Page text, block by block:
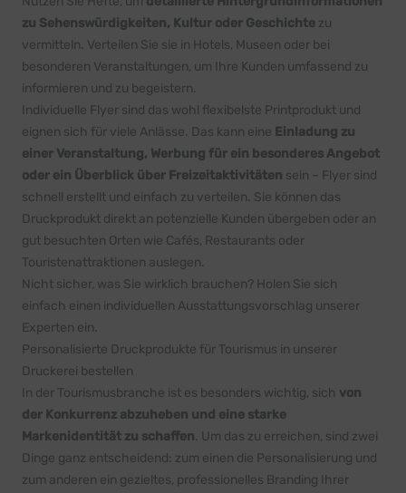
zu Sehenswürdigkeiten, Kultur oder Geschichte zu
vermitteln. Verteilen Sie sie in Hotels, Museen oder bei
besonderen Veranstaltungen, um Ihre Kunden umfassend zu
informieren und zu begeistern.
Individuelle Flyer sind das wohl flexibelste Printprodukt und
eignen sich für viele Anlässe. Das kann eine Einladung zu
einer Veranstaltung, Werbung für ein besonderes Angebot
oder ein Überblick über Freizeitaktivitäten sein – Flyer sind
schnell erstellt und einfach zu verteilen. Sie können das
Druckprodukt direkt an potenzielle Kunden übergeben oder an
gut besuchten Orten wie Cafés, Restaurants oder
Touristenattraktionen auslegen.
Nicht sicher, was Sie wirklich brauchen? Holen Sie sich
einfach einen individuellen Ausstattungsvorschlag unserer
Experten ein.
Personalisierte Druckprodukte für Tourismus in unserer
Druckerei bestellen
In der Tourismusbranche ist es besonders wichtig, sich von
der Konkurrenz abzuheben und eine starke
Markenidentität zu schaffen. Um das zu erreichen, sind zwei
Dinge ganz entscheidend: zum einen die Personalisierung und
zum anderen ein gezieltes, professionelles Branding Ihrer